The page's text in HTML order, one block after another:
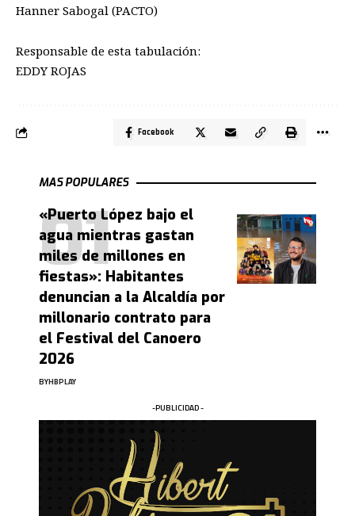
Hanner Sabogal (PACTO)
Responsable de esta tabulación:
EDDY ROJAS
Facebook
MAS POPULARES
«Puerto López bajo el
agua mientras gastan
miles de millones en
fiestas»: Habitantes
denuncian a la Alcaldía por
millonario contrato para
el Festival del Canoero
2026
BYHBPLAY
-PUBLICIDAD -